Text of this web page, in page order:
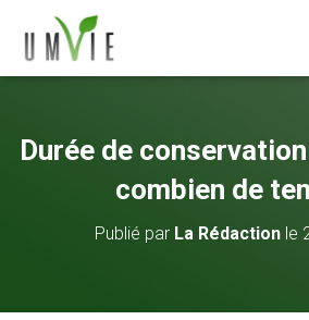
Durée de
combien de
Publié par La Rédactionle